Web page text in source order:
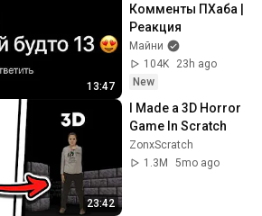
13:47
Комменты ПХаба |
Реакция
Майни
104K
23h ago
New
23:42
I Made a 3D Horror
Game In Scratch
ZonxScratch
1.3M
5mo ago